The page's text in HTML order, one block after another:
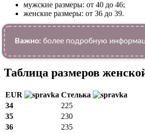
мужские размеры: от 40 до 46;
женские размеры: от 36 до 39.
Важно: более подробную
Таблица размеров
EUR
Стелька
34
225
35
230
36
235